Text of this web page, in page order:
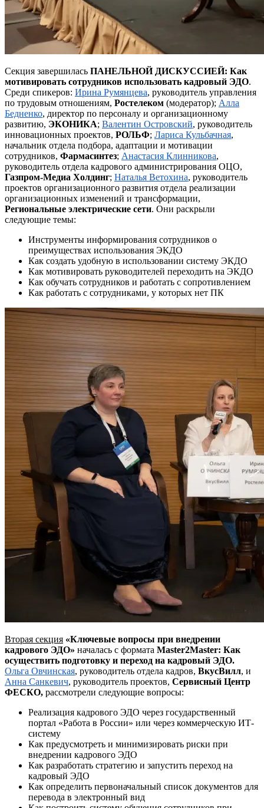
Секция завершилась ПАНЕЛЬНОЙ ДИСКУССИЕЙ: Как
мотивировать сотрудников использовать кадровый ЭДО.
Среди спикеров: Ирина Румянцева, руководитель управления
по трудовым отношениям, Ростелеком (модератор); Алла
Бедненко, директор по персоналу и организационному
развитию, ЭКОНИКА; Валентин Островский, руководитель
инновационных проектов, РОЛЬФ; Лариса Кульбачная,
начальник отдела подбора, адаптации и мотивации
сотрудников, Фармасинтез; Анастасия Клинникова,
руководитель отдела кадрового администрирования ОЦО,
Газпром-Медиа Холдинг; Наталья Ветохина, руководитель
проектов организационного развития отдела реализации
организационных изменений и трансформации,
Региональные электрические сети. Они раскрыли
следующие темы:
Инструменты информирования сотрудников о
преимуществах использования ЭКДО
Как создать удобную в использовании систему ЭКДО
Как мотивировать руководителей переходить на ЭКДО
Как обучать сотрудников и работать с сопротивлением
Как работать с сотрудниками, у которых нет ПК
Вторая секция «Ключевые вопросы при внедрении
кадрового ЭДО» началась с формата Master2Master: Как
осуществить подготовку и переход на кадровый ЭДО.
Ольга Овчинская, руководитель отдела кадров, ВкусВилл, и
Анна Санкевич, руководитель проектов, Сервисный Центр
ФЕСКО, рассмотрели следующие вопросы:
Реализация кадрового ЭДО через государственный
портал «Работа в России» или через коммерческую ИТ-
систему
Как предусмотреть и минимизировать риски при
внедрении кадрового ЭДО
Как разработать стратегию и запустить переход на
кадровый ЭДО
Как определить первоначальный список документов для
перевода в электронный вид